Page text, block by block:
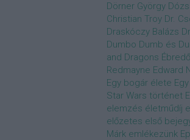
Dörner György
Christian Troy Dr.
Draskóczy Balázs
Dumbo Dumb és
and Dragons
Redmayne Edward
Egy bogár élete
Star Wars történet
elemzés életműdíj
előzetes első
Márk emlékezünk